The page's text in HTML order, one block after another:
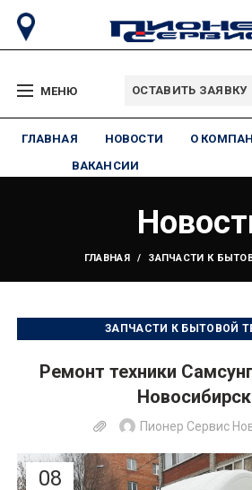
МЕНЮ ОСТАВИТЬ ЗАЯВКУ
ГЛАВНАЯ НОВОСТИ О
ВАКАНСИИ
ГЛАВНАЯ ЗАПЧАСТИ К
ЗАПЧАСТИ К БЫТОВОЙ
РЕМОНТ БЫТОВОЙ
Ремонт техники
Пионер Сервис
08